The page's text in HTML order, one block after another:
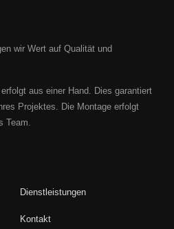
wir Wert auf Qualität und
aus einer Hand. Dies garantiert
Projektes. Die Montage erfolgt
Team.
Dienstleistungen
Kontakt